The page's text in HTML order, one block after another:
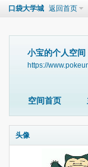
口袋大学城 返回首页
小宝的个人空间
https://
空间首页
头像